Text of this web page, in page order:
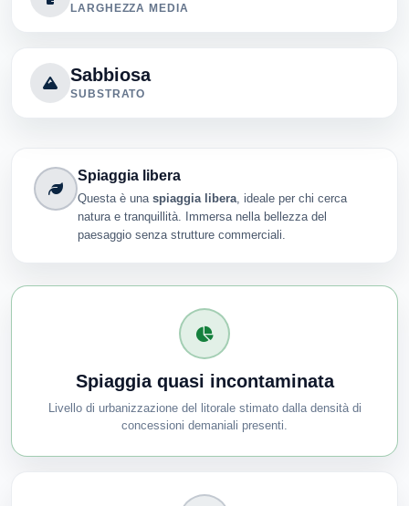
LARGHEZZA MEDIA
Sabbiosa
SUBSTRATO
Spiaggia libera
Questa è una spiaggia libera, ideale per chi cerca
natura e tranquillità. Immersa nella bellezza del
paesaggio senza strutture commerciali.
Spiaggia quasi incontaminata
Livello di urbanizzazione del litorale stimato dalla densità di
concessioni demaniali presenti.